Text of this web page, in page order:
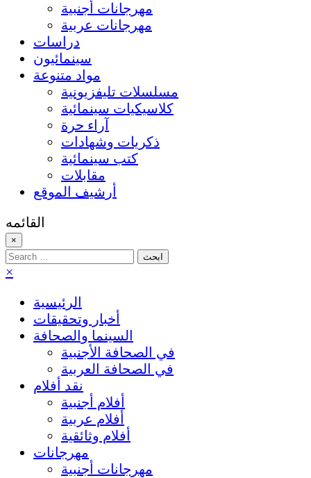
مهرجانات أجنبية
مهرجانات عربية
دراسات
سينمائيون
مواد متنوعة
مسلسلات تليفزيونية
كلاسيكيات سينمائية
آراء حرة
ذكريات وشهادات
كتب سينمائية
مقابلات
أرشيف الموقع
القائمه
×
Search
for:
×
الرئيسية
أخبار وتحقيقات
السينما والصحافة
في الصحافة الأجنبية
في الصحافة العربية
نقد أفلام
أفلام أجنبية
أفلام عربية
أفلام وثائقية
مهرجانات
مهرجانات أجنبية